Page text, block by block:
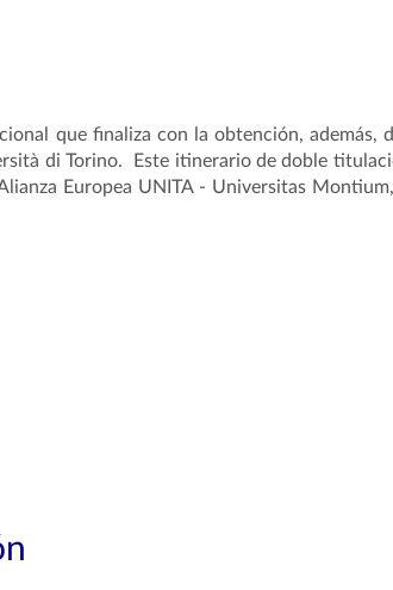
que finaliza con la obtención, además,
di Torino. Este itinerario de doble
Europea UNITA - Universitas